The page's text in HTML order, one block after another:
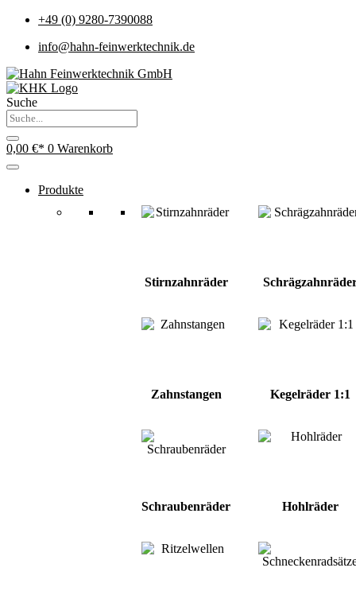
+49 (0) 9280-7390088
info@hahn-feinwerktechnik.de
Suche
0,00 € 0 Warenkorb
Produkte
Stirnzahnräder
Zahnstangen Kegelräder 1:1
Schraubenräder Hohlräder